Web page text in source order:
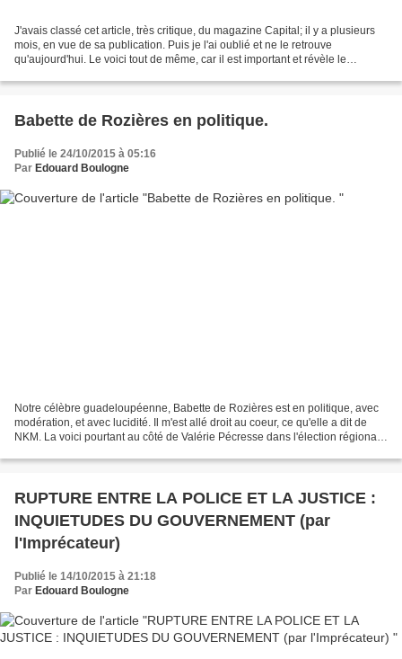
J'avais classé cet article, très critique, du magazine Capital; il y a plusieurs
mois, en vue de sa publication. Puis je l'ai oublié et ne le retrouve
qu'aujourd'hui. Le voici tout de même, car il est important et révèle le
Babette de Rozières en politique.
Publié le 24/10/2015 à 05:16
Par Edouard Boulogne
Notre célèbre guadeloupéenne, Babette de Rozières est en politique, avec
modération, et avec lucidité. Il m'est allé droit au coeur, ce qu'elle a dit de
NKM. La voici pourtant au côté de Valérie Pécresse dans l'élection régionale
RUPTURE ENTRE LA POLICE ET LA JUSTICE :
INQUIETUDES DU GOUVERNEMENT (par
l'Imprécateur)
Publié le 14/10/2015 à 21:18
Par Edouard Boulogne